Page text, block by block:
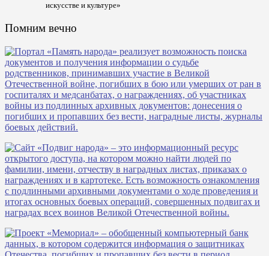
искусстве и культуре»
Помним вечно